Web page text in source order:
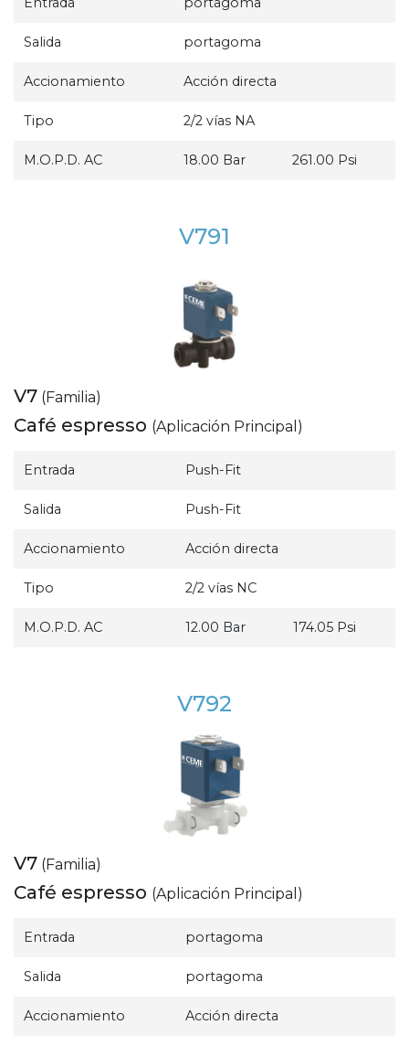
Salida portagoma
Accionamiento Acción directa
Tipo 2/2 vías NA
M.O.P.D. AC 18.00 Bar 261.00 Psi
V791
V7 (Familia)
Café espresso (Aplicación Principal)
Entrada Push-Fit
Salida Push-Fit
Accionamiento Acción directa
Tipo 2/2 vías NC
M.O.P.D. AC 12.00 Bar 174.05 Psi
V792
V7 (Familia)
Café espresso (Aplicación Principal)
Entrada portagoma
Salida portagoma
Accionamiento Acción directa